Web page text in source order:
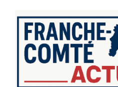
contenu